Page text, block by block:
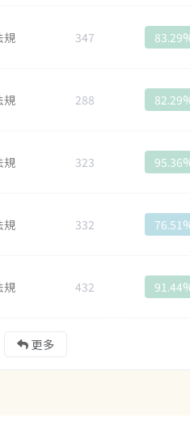
規 347
規 288
規 323
規 332
規 432
更多